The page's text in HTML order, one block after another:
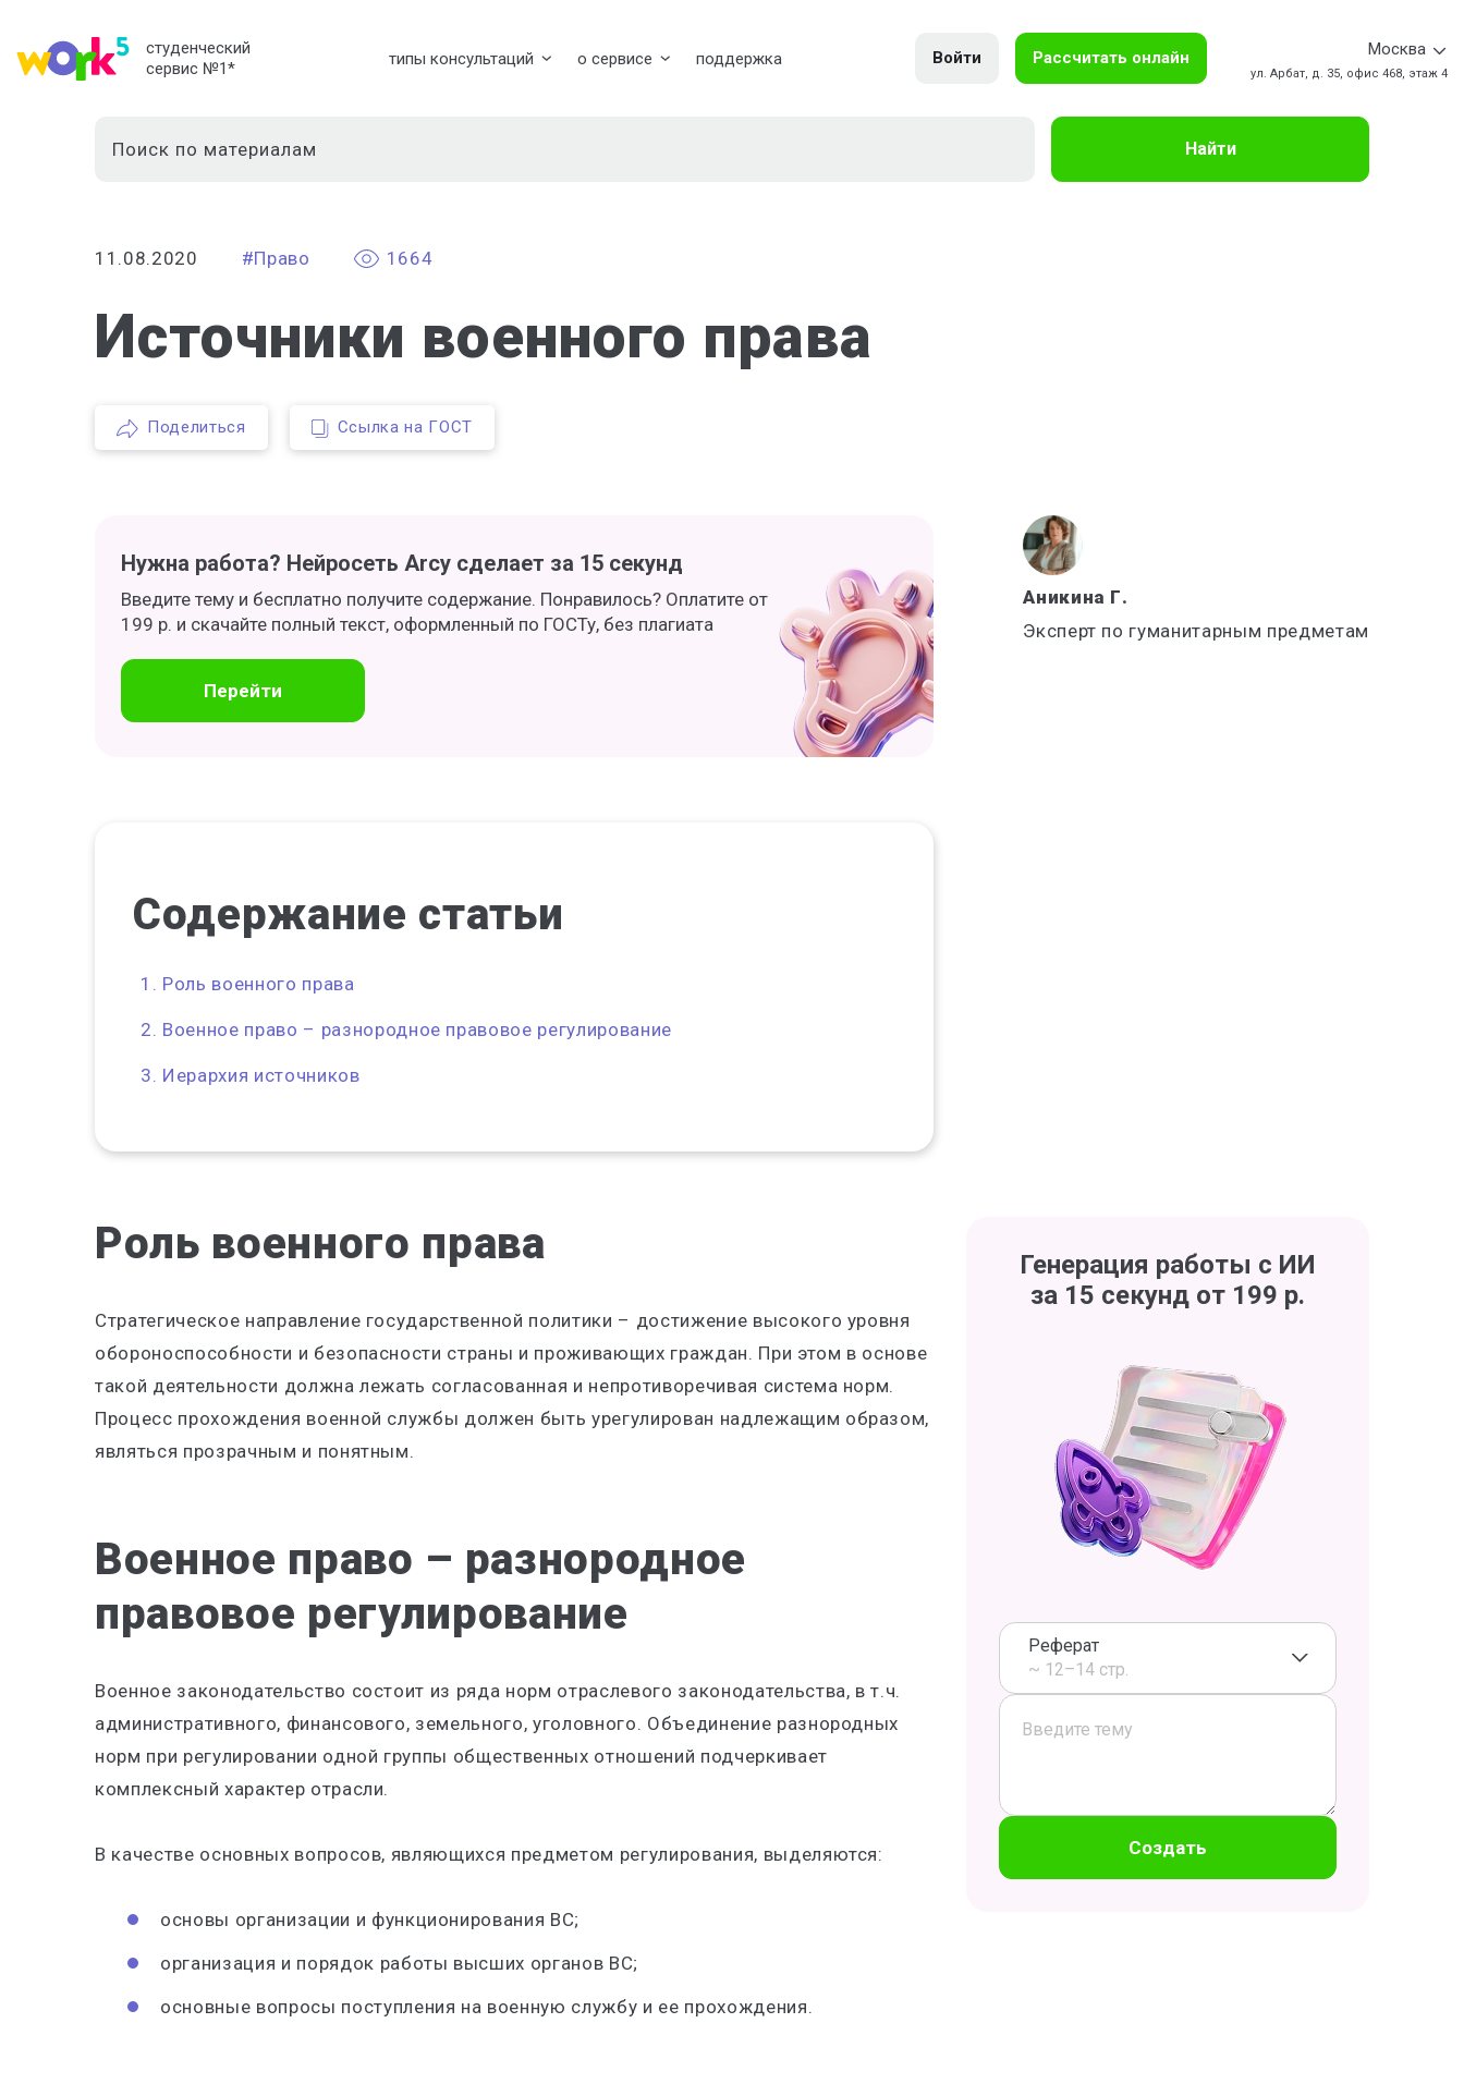
студенческий
сервис №1* типы консультаций о сервисе поддержка Войти Рассчитать онлайн Москва
ул. Арбат, д. 35, офис 468, этаж 4
Найти
11.08.2020 #Право 1664
Источники военного права
Поделиться Ссылка на ГОСТ
Нужна работа? Нейросеть Arcy сделает за 15 секунд
Введите тему и бесплатно получите содержание. Понравилось? Оплатите от
199 р. и скачайте полный текст, оформленный по ГОСТу, без плагиата
Перейти
Содержание статьи
Роль военного права
Военное право – разнородное правовое регулирование
Иерархия источников
Аникина Г.
Эксперт по гуманитарным предметам
Роль военного права
Стратегическое направление государственной политики – достижение высокого уровня
обороноспособности и безопасности страны и проживающих граждан. При этом в основе
такой деятельности должна лежать согласованная и непротиворечивая система норм.
Процесс прохождения военной службы должен быть урегулирован надлежащим образом,
являться прозрачным и понятным.
Военное право – разнородное
правовое регулирование
Военное законодательство состоит из ряда норм отраслевого законодательства, в т.ч.
административного, финансового, земельного, уголовного. Объединение разнородных
норм при регулировании одной группы общественных отношений подчеркивает
комплексный характер отрасли.
В качестве основных вопросов, являющихся предметом регулирования, выделяются:
основы организации и функционирования ВС;
организация и порядок работы высших органов ВС;
основные вопросы поступления на военную службу и ее прохождения.
Генерация работы с ИИ
за 15 секунд от 199 р.
Реферат
~ 12–14 стр.
Создать